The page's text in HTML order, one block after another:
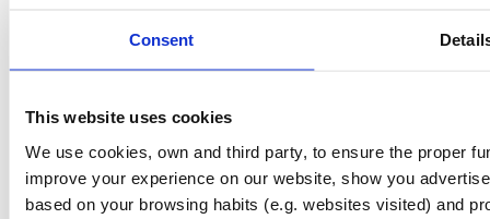
Consent
This website uses cookies
We use cookies, own and third party, to ensure the proper
improve your experience on our website, show you
based on your browsing habits (e.g. websites visited) and
ajudar-te?